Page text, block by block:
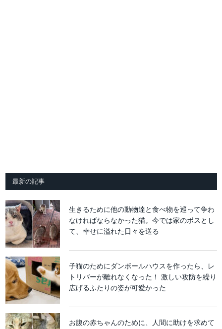
最新の記事
生きるために他の動物達と食べ物を巡って争わ
なければならなかった猫。今では家のボスとし
て、幸せに溢れた日々を送る
子猫のためにダンボールハウスを作ったら、レ
トリバーが離れなくなった！ 激しい攻防を繰り
広げるふたりの姿が可愛かった
お腹の赤ちゃんのために、人間に助けを求めて